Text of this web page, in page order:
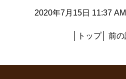
2020年7月15日 11:37
トップ│ 前の